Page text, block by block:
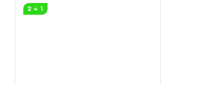
2 + 1